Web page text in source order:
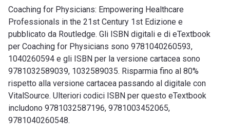
Coaching for Physicians: Empowering Healthcare
Professionals in the 21st Century 1st Edizione e
pubblicato da Routledge. Gli ISBN digitali e di eTextbook
per Coaching for Physicians sono 9781040260593,
1040260594 e gli ISBN per la versione cartacea sono
9781032589039, 1032589035. Risparmia fino al 80%
rispetto alla versione cartacea passando al digitale con
VitalSource. Ulteriori codici ISBN per questo eTextbook
includono 9781032587196, 9781003452065,
9781040260548.